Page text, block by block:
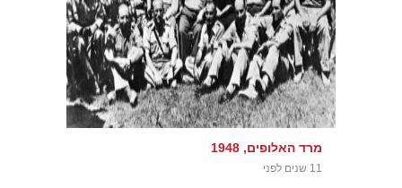
מרד האלופים, 1948
11 שנים לפני